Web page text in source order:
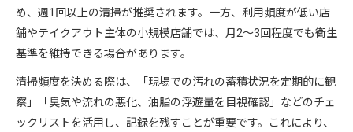
め、週1回以上の清掃が推奨されます。一方、利用頻度が低い店
舗やテイクアウト主体の小規模店舗では、月2～3回程度でも衛生
基準を維持できる場合があります。
清掃頻度を決める際は、「現場での汚れの蓄積状況を定期的に観
察」「臭気や流れの悪化、油脂の浮遊量を目視確認」などのチェ
ックリストを活用し、記録を残すことが重要です。これにより、